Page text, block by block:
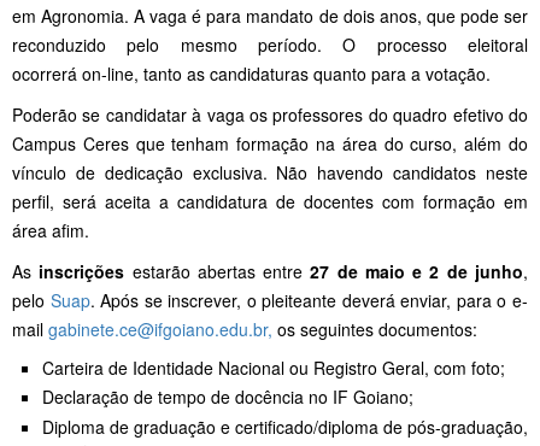
em Agronomia. A vaga é para mandato de dois anos, que pode ser
reconduzido pelo mesmo período. O processo eleitoral
ocorrerá on-line, tanto as candidaturas quanto para a votação.
Poderão se candidatar à vaga os professores do quadro efetivo do
Campus Ceres que tenham formação na área do curso, além do
vínculo de dedicação exclusiva. Não havendo candidatos neste
perfil, será aceita a candidatura de docentes com formação em
área afim.
As inscrições estarão abertas entre 27 de maio e 2 de junho,
pelo Suap. Após se inscrever, o pleiteante deverá enviar, para o e-
mail gabinete.ce@ifgoiano.edu.br, os seguintes documentos:
Carteira de Identidade Nacional ou Registro Geral, com foto;
Declaração de tempo de docência no IF Goiano;
Diploma de graduação e certificado/diploma de pós-graduação,